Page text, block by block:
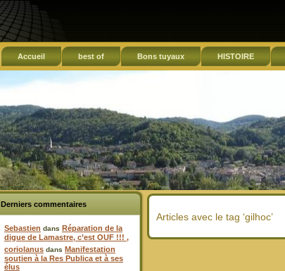
Accueil best of Bons tuyaux HISTOIRE
Derniers commentaires
Sebastien dans Réparation de la
digue de Lamastre, c’est OUF !!! ,
coriolanus dans Manifestation
soutien à la Res Publica et à ses
élus
Articles avec le tag ‘gilhoc’